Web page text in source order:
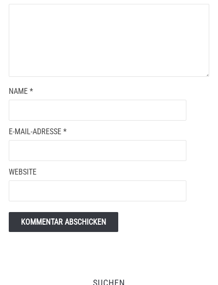
NAME *
E-MAIL-ADRESSE *
WEBSITE
SUCHEN